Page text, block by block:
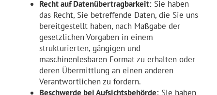
Recht auf Datenübertragbarkeit: Sie haben
das Recht, Sie betreffende Daten, die Sie uns
bereitgestellt haben, nach Maßgabe der
gesetzlichen Vorgaben in einem
strukturierten, gängigen und
maschinenlesbaren Format zu erhalten oder
deren Übermittlung an einen anderen
Verantwortlichen zu fordern.
Beschwerde bei Aufsichtsbehörde: Sie haben